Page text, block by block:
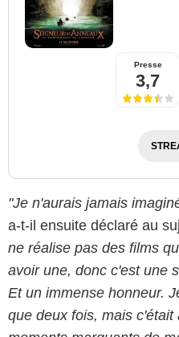
Presse
3,7
"Je n'aurais jamais
a-t-il ensuite déclaré au
ne réalise pas des films
avoir une, donc c'est une
Et un immense honneur.
que deux fois, mais c'était